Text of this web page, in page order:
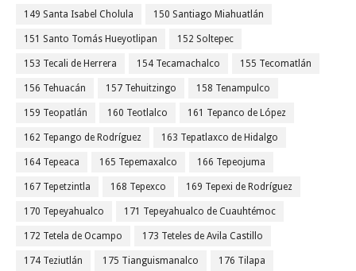
149 Santa Isabel Cholula 150 Santiago Miahuatlán
151 Santo Tomás Hueyotlipan 152 Soltepec
153 Tecali de Herrera 154 Tecamachalco 155 Tecomatlán
156 Tehuacán 157 Tehuitzingo 158 Tenampulco
159 Teopatlán 160 Teotlalco 161 Tepanco de López
162 Tepango de Rodríguez 163 Tepatlaxco de Hidalgo
164 Tepeaca 165 Tepemaxalco 166 Tepeojuma
167 Tepetzintla 168 Tepexco 169 Tepexi de Rodríguez
170 Tepeyahualco 171 Tepeyahualco de Cuauhtémoc
172 Tetela de Ocampo 173 Teteles de Avila Castillo
174 Teziutlán 175 Tianguismanalco 176 Tilapa